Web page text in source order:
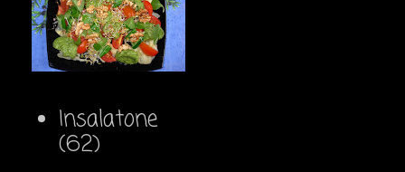
Insalatone
(62)